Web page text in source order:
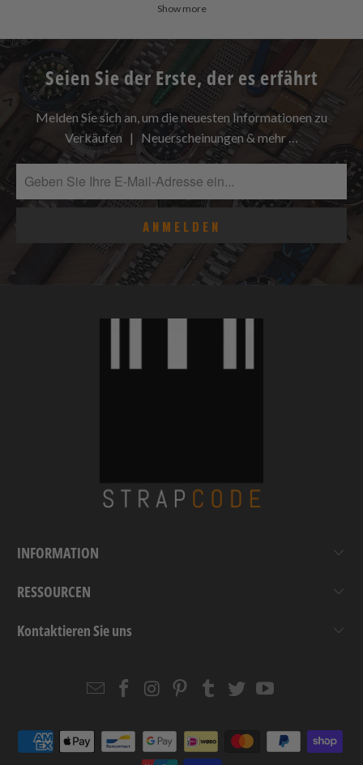
Show more
Seien Sie der Erste, der es erfährt
Melden Sie sich an, um die neuesten Informationen zu
Verkäufen | Neuerscheinungen & mehr …
INFORMATION
RESSOURCEN
Kontaktieren Sie uns
EmailStrapcode
Facebook
Strapcode
Instagram
Strapcode
Pinterest
Strapcode
Tumblr
Strapcode
TwitterYouTube